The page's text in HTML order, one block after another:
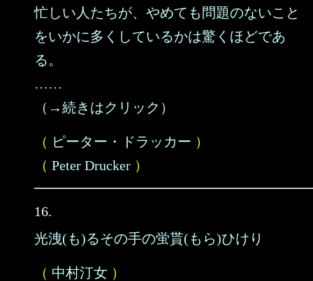
忙しい人たちが、やめても問題のないこと
をいかに多くしているかは驚くほどであ
る。
……
（→続きはクリック）
（ ピーター・ドラッカー ）
（ Peter Drucker ）
16.
光洩(も)るその手の蛍貰(もら)ひけり
（ 中村汀女 ）